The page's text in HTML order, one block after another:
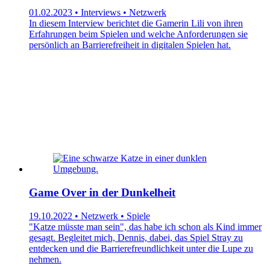
01.02.2023 • Interviews • Netzwerk
In diesem Interview berichtet die Gamerin Lili von ihren
Erfahrungen beim Spielen und welche Anforderungen sie
persönlich an Barrierefreiheit in digitalen Spielen hat.
Game Over in der Dunkelheit
19.10.2022 • Netzwerk • Spiele
"Katze müsste man sein", das habe ich schon als Kind immer
gesagt. Begleitet mich, Dennis, dabei, das Spiel Stray zu
entdecken und die Barrierefreundlichkeit unter die Lupe zu
nehmen.